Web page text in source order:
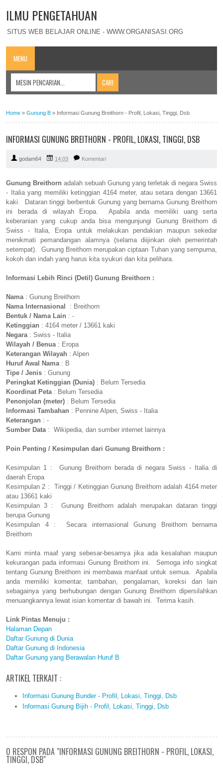
ILMU PENGETAHUAN
SITUS WEB BELAJAR ONLINE - WWW.ORGANISASI.ORG
MENU
Home » Gunung B » Informasi Gunung Breithorn - Profil, Lokasi, Tinggi, Dsb
INFORMASI GUNUNG BREITHORN - PROFIL, LOKASI, TINGGI, DSB
godam64 14:03 Komentari
Gunung Breithorn adalah sebuah Gunung yang terletak di negara Swiss
- Italia yang memiliki ketinggian 4164 meter, atau setara dengan 13661
kaki. Dataran tinggi berbentuk Gunung yang bernama Gunung Breithorn
ini berada di wilayah Eropa. Apabila anda memiliki uang serta
keberanian yang cukup anda bisa mengunjungi Gunung Breithorn di
Swiss - Italia, Eropa untuk melakukan pendakian maupun sekedar
menikmati pemandangan alamnya (selama diijinkan oleh pemerintah
setempat). Gunung Breithorn merupakan ciptaan Tuhan yang sempurna,
kokoh dan indah yang harus kita syukuri dan kita pelihara.
Informasi Lebih Rinci (Detil) Gunung Breithorn :
Nama: Gunung Breithorn
Nama Internasional
: Breithorn
Bentuk / Nama Lain : -
Ketinggian : 4164 meter / 13661 kaki
Negara: Swiss - Italia
Wilayah / Benua: Eropa
Keterangan Wilayah : Alpen
Huruf Awal Nama: B
Tipe / Jenis : Gunung
Peringkat Ketinggian (Dunia) : Belum Tersedia
Koordinat Peta: Belum Tersedia
Penonjolan (meter) : Belum Tersedia
Informasi Tambahan : Pennine Alpen, Swiss - Italia
Keterangan : -
Sumber Data: Wikipedia, dan sumber internet lainnya
Poin Penting / Kesimpulan dari Gunung Breithorn :
Kesimpulan 1 : Gunung Breithorn berada di negara Swiss - Italia di
daerah Eropa
Kesimpulan 2 : Tinggi / Ketinggian Gunung Breithorn adalah 4164 meter
atau 13661 kaki
Kesimpulan 3 : Gunung Breithorn adalah merupakan dataran tinggi
berupa Gunung
Kesimpulan 4 : Secara internasional Gunung Breithorn bernama
Breithorn
Kami minta maaf yang sebesar-besarnya jika ada kesalahan maupun
kekurangan pada informasi Gunung Breithorn ini. Semoga info singkat
tentang Gunung Breithorn ini membawa manfaat untuk semua. Apabila
anda memiliki komentar, tambahan, pengalaman, koreksi dan lain
sebagainya yang berhubungan dengan Gunung Breithorn dipersilahkan
menuangkannya lewat isian komentar di bawah ini. Terima kasih.
Link Pintas Menuju :
Halaman Depan
Daftar Gunung di Dunia
Daftar Gunung di Indonesia
Daftar Gunung yang Berawalan Huruf B
ARTIKEL TERKAIT :
Informasi Gunung Bunder - Profil, Lokasi, Tinggi, Dsb
Informasi Gunung Bijih - Profil, Lokasi, Tinggi, Dsb
0 RESPON PADA "INFORMASI GUNUNG BREITHORN - PROFIL, LOKASI,
TINGGI, DSB"